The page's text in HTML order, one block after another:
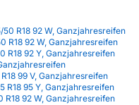
R18 92 W, Ganzjahresreifen
R18 92 W, Ganzjahresreifen
R18 92 Y, Ganzjahresreifen
99 V, Ganzjahresreifen
R18 95 Y, Ganzjahresreifen
R18 92 W, Ganzjahresreifen